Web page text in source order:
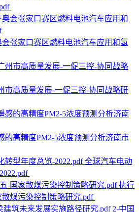
会张家口赛区燃料电池汽车应用和氢
市高质量发展-一促三控-协同战略研
的高精度PM2-5浓度预测分析济南市
全球汽车电动
执行
煤污染控制策略研究.pdf
2-中国